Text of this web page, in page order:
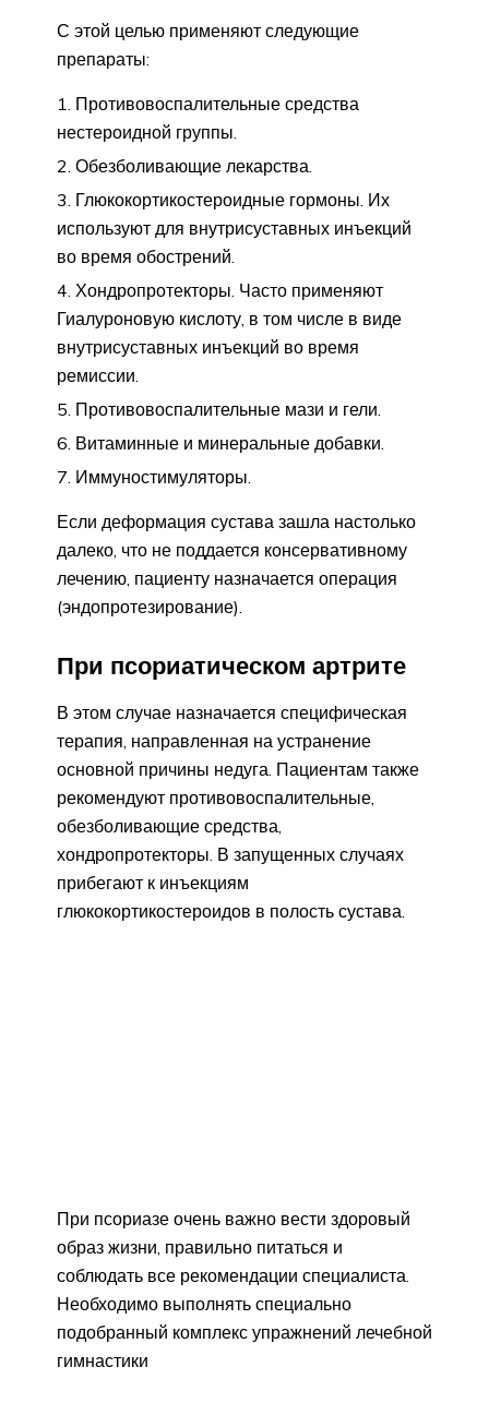
С этой целью применяют следующие
препараты:
Противовоспалительные средства
нестероидной группы.
Обезболивающие лекарства.
Глюкокортикостероидные гормоны. Их
используют для внутрисуставных инъекций
во время обострений.
Хондропротекторы. Часто применяют
Гиалуроновую кислоту, в том числе в виде
внутрисуставных инъекций во время
ремиссии.
Противовоспалительные мази и гели.
Витаминные и минеральные добавки.
Иммуностимуляторы.
Если деформация сустава зашла настолько
далеко, что не поддается консервативному
лечению, пациенту назначается операция
(эндопротезирование).
При псориатическом артрите
В этом случае назначается специфическая
терапия, направленная на устранение
основной причины недуга. Пациентам также
рекомендуют противовоспалительные,
обезболивающие средства,
хондропротекторы. В запущенных случаях
прибегают к инъекциям
глюкокортикостероидов в полость сустава.
При псориазе очень важно вести здоровый
образ жизни, правильно питаться и
соблюдать все рекомендации специалиста.
Необходимо выполнять специально
подобранный комплекс упражнений лечебной
гимнастики